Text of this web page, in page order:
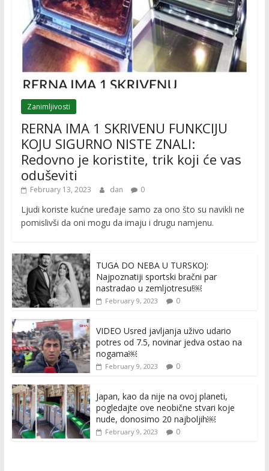
Zanimljivosti
RERNA IMA 1 SKRIVENU FUNKCIJU
KOJU SIGURNO NISTE ZNALI:
Redovno je koristite, trik koji će vas
oduševiti
February 13, 2023 dan 0
Ljudi koriste kućne uređaje samo za ono što su navikli ne
pomislivši da oni mogu da imaju i drugu namjenu.
TUGA DO NEBA U TURSKOJ:
Najpoznatiji sportski bračni par
nastradao u zemljotresu!￼
February 9, 2023 0
VIDEO Usred javljanja uživo udario
potres od 7.5, novinar jedva ostao na
nogama￼
February 9, 2023 0
Japan, kao da nije na ovoj planeti,
pogledajte ove neobične stvari koje
nude, donosimo 20 najboljih￼
February 9, 2023 0